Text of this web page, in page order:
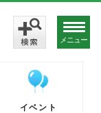
メニュー
イベント